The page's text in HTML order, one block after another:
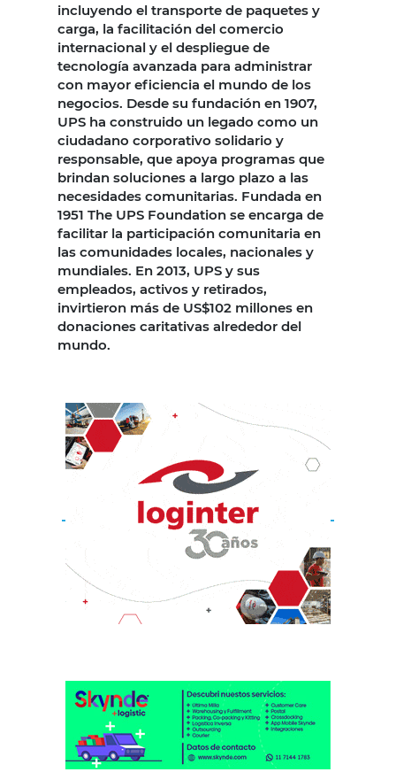
incluyendo el transporte de paquetes y
carga, la facilitación del comercio
internacional y el despliegue de
tecnología avanzada para administrar
con mayor eficiencia el mundo de los
negocios. Desde su fundación en 1907,
UPS ha construido un legado como un
ciudadano corporativo solidario y
responsable, que apoya programas que
brindan soluciones a largo plazo a las
necesidades comunitarias. Fundada en
1951 The UPS Foundation se encarga de
facilitar la participación comunitaria en
las comunidades locales, nacionales y
mundiales. En 2013, UPS y sus
empleados, activos y retirados,
invirtieron más de US$102 millones en
donaciones caritativas alrededor del
mundo.